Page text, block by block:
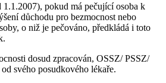
1.1.2007), pokud má pečující osoba k
důchodu pro bezmocnost nebo
o niž je pečováno, předkládá i toto
dosud zpracován, OSSZ/ PSSZ/
svého posudkového lékaře.